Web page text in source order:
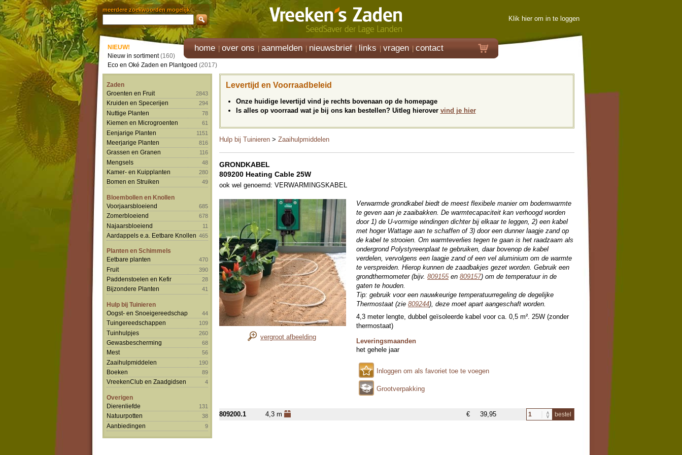
meerdere zoekwoorden mogelijk
Klik hier om in te loggen
home over ons aanmelden nieuwsbrief links vragen contact
NIEUW!
Nieuw in sortiment(160)
Eco en Oké Zaden en Plantgoed (2017)
Zaden
Groenten en Fruit
2843
Kruiden en Specerijen 294
Nuttige Planten 78
Kiemen en Microgroenten 61
Eenjarige Planten 1151
Meerjarige Planten 816
Grassen en Granen 116
Mengsels 48
Kamer- en Kuipplanten 280
Bomen en Struiken 49
Bloembollen en Knollen
Voorjaarsbloeiend
685
Zomerbloeiend 678
Najaarsbloeiend 11
Aardappels e.a. Eetbare Knollen 465
Planten en Schimmels
Eetbare planten
470
Fruit 390
Paddenstoelen en Kefir 28
Bijzondere Planten 41
Hulp bij Tuinieren
Oogst- en Snoeigereedschap
44
Tuingereedschappen 109
Tuinhulpjes 260
Gewasbescherming 68
Mest 56
Zaaihulpmiddelen 190
Boeken 89
VreekenClub en Zaadgidsen 4
Overigen
Dierenliefde
131
Natuurpotten 38
Aanbiedingen 9
Levertijd en Voorraadbeleid
Onze huidige levertijd vind je rechts bovenaan op de homepage
Is alles op voorraad wat je bij ons kan bestellen? Uitleg hierover vind je hier
Hulp bij Tuinieren > Zaaihulpmiddelen
GRONDKABEL
809200 Heating Cable 25W
ook wel genoemd: VERWARMINGSKABEL
vergroot afbeelding
Verwarmde grondkabel biedt de meest flexibele manier om bodemwarmte
te geven aan je zaaibakken. De warmtecapaciteit kan verhoogd worden
door 1) de U-vormige windingen dichter bij elkaar te leggen, 2) een kabel
met hoger Wattage aan te schaffen of 3) door een dunner laagje zand op
de kabel te strooien. Om warmteverlies tegen te gaan is het raadzaam als
ondergrond Polystyreenplaat te gebruiken, daar bovenop de kabel
verdelen, vervolgens een laagje zand of een vel aluminium om de warmte
te verspreiden. Hierop kunnen de zaadbakjes gezet worden. Gebruik een
grondthermometer (bijv. 809155en 809157) om de temperatuur in de
gaten te houden.
Tip: gebruik voor een nauwkeurige temperatuurregeling de degelijke
Thermostaat (zie 809244), deze moet apart aangeschaft worden.
4,3 meter lengte, dubbel geïsoleerde kabel voor ca. 0,5 m². 25W (zonder
thermostaat)
Leveringsmaanden
het gehele jaar
Inloggen om als favoriet toe te voegen
Grootverpakking
809200.1 4,3 m € 39,95 bestel